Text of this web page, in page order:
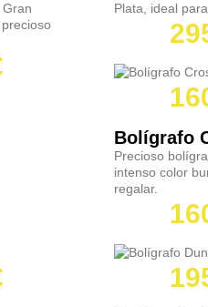
Plata, ideal
Precioso
intenso color
regalar.